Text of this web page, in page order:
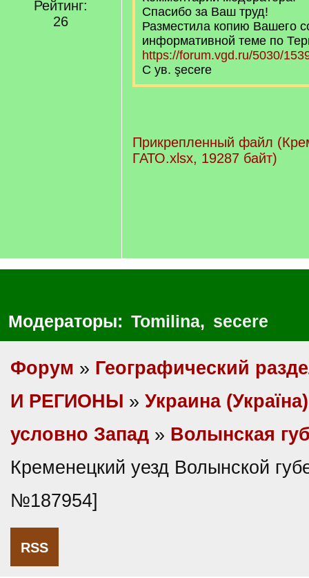
Рейтинг:
26
Спасибо за Ваш труд!
Разместила копию Вашего
информативной теме по
https://forum.vgd.ru/5030/
С ув. şecere
Прикрепленный файл
ГАТО.xlsx, 19287 байт)
Модераторы: Tomilina, secere
Форум » Географический
И РЕГИОНЫ » Украина (Україна)
условно Запад » Волынская
Кременецкий уезд Волынской
№187954]
RSS